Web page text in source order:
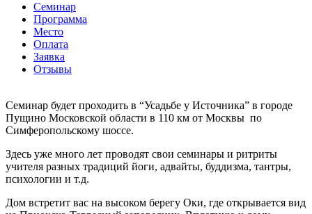
Семинар
Программа
Место
Оплата
Заявка
Отзывы
Семинар будет проходить в “Усадьбе у Источника” в городе
Пущино Московской области в 110 км от Москвы по
Симферопольскому шоссе.
Здесь уже много лет проводят свои семинары и ритриты
учителя разных традиций йоги, адвайты, буддизма, тантры,
психологии и т.д.
Дом встретит вас на высоком берегу Оки, где открывается вид